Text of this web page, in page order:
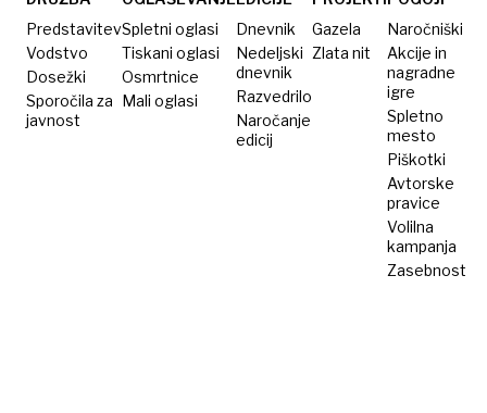
pravljica
se je
končala
drugače
temu
cepila
Predstavitev
Vodstvo
Dosežki
Sporočila za
javnost
Spletni oglasi
Tiskani oglasi
Osmrtnice
Mali oglasi
Dnevnik
Nedeljski
dnevnik
Razvedrilo
Naročanje
edicij
Gazela
Zlata nit
Naročniški
Akcije in
nagradne
igre
Spletno
mesto
Piškotki
Avtorske
pravice
Volilna
kampanja
Zasebnost